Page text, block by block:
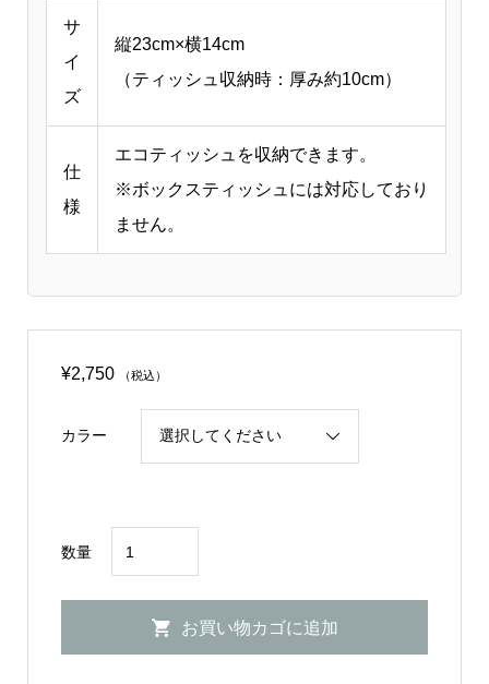
サ
イ
ズ
縦23cm×横14cm
（ティッシュ収納時：厚み約10cm）
仕
様
エコティッシュを収納できます。
※ボックスティッシュには対応しており
ません。
¥2,750 （税込）
カラー
数量
コ
テ
お買い物カゴに追加